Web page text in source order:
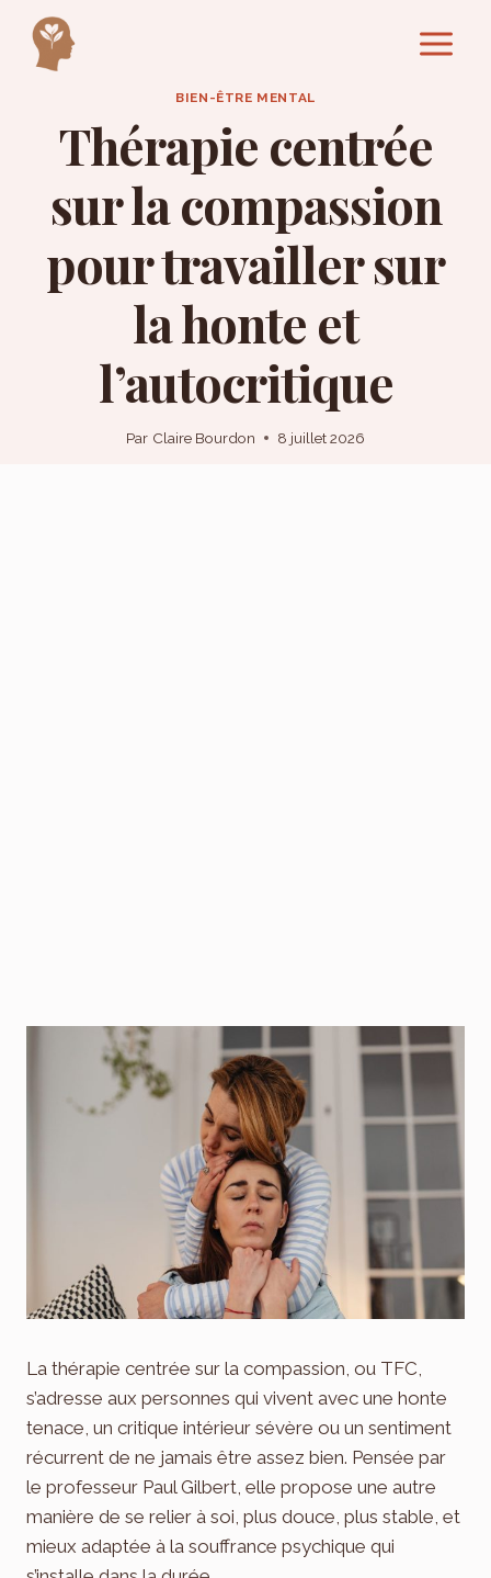
contenu
BIEN-ÊTRE MENTAL
Thérapie centrée
sur la compassion
pour travailler sur
la honte et
l’autocritique
Par Claire Bourdon 8 juillet 2026
La thérapie centrée sur la compassion, ou TFC,
s’adresse aux personnes qui vivent avec une honte
tenace, un critique intérieur sévère ou un sentiment
récurrent de ne jamais être assez bien. Pensée par
le professeur Paul Gilbert, elle propose une autre
manière de se relier à soi, plus douce, plus stable, et
mieux adaptée à la souffrance psychique qui